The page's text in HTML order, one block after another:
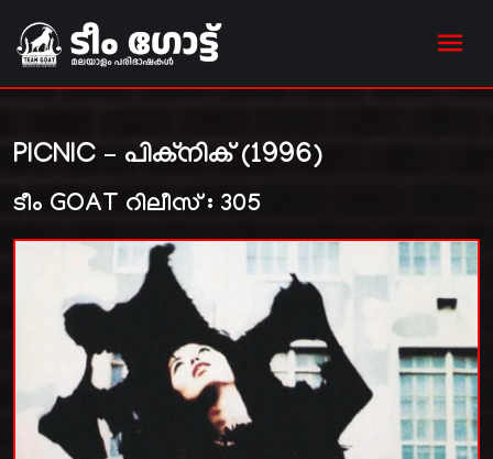
PICNIC – പിക്നിക് (1996)
ടീം GOAT റിലീസ് : 305